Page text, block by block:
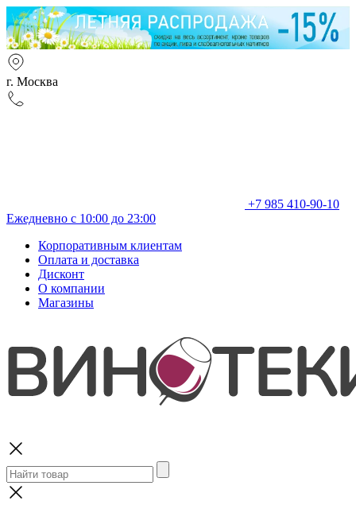
г. Москва
+7 985 410-90-10
Ежедневно с 10:00 до 23:00
Корпоративным клиентам
Оплата и доставка
Дисконт
О компании
Магазины